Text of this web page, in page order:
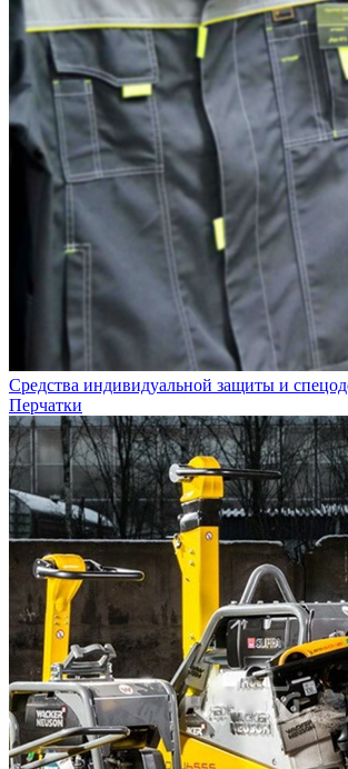
Средства индивидуальной защиты и
Перчатки